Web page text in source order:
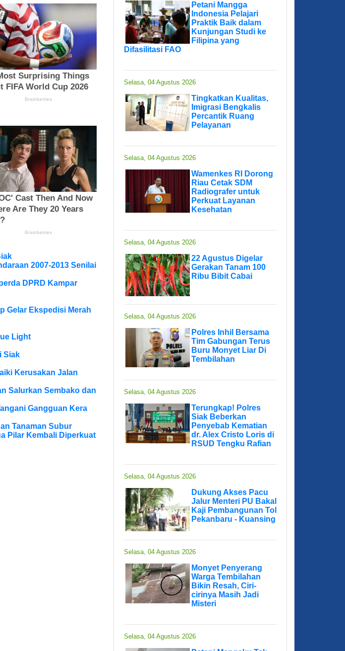
2007-2013 Senilai
DPRD Kampar
Gelar Ekspedisi Merah
Light
Siak
Kerusakan Jalan
Salurkan Sembako dan
Gangguan Kera
Tanaman Subur
Pilar Kembali Diperkuat
Petani Mangga
Indonesia Pelajari
Praktik Baik dalam
Kunjungan Studi ke
Filipina yang
Difasilitasi FAO
Selasa, 04 Agustus 2026
Tingkatkan Kualitas,
Imigrasi Bengkalis
Percantik Ruang
Pelayanan
Selasa, 04 Agustus 2026
Wamenkes RI Dorong
Riau Cetak SDM
Radiografer untuk
Perkuat Layanan
Kesehatan
Selasa, 04 Agustus 2026
22 Agustus Digelar
Gerakan Tanam 100
Ribu Bibit Cabai
Selasa, 04 Agustus 2026
Polres Inhil Bersama
Tim Gabungan Terus
Buru Monyet Liar Di
Tembilahan
Selasa, 04 Agustus 2026
Terungkap! Polres
Siak Beberkan
Penyebab Kematian
dr. Alex Cristo Loris di
RSUD Tengku Rafian
Selasa, 04 Agustus 2026
Dukung Akses Pacu
Jalur Menteri PU Bakal
Kaji Pembangunan Tol
Pekanbaru - Kuansing
Selasa, 04 Agustus 2026
Monyet Penyerang
Warga Tembilahan
Bikin Resah, Ciri-
cirinya Masih Jadi
Misteri
Selasa, 04 Agustus 2026